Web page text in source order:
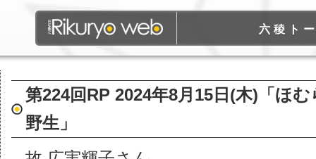
六稜ト
第224回RP 2024年8月15日(木)「ほ
野生」